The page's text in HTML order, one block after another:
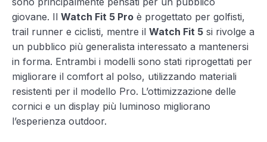
giovane. Il Watch Fit 5 Pro è progettato per golfisti,
trail runner e ciclisti, mentre il Watch Fit 5 si rivolge a
un pubblico più generalista interessato a mantenersi
in forma. Entrambi i modelli sono stati riprogettati per
migliorare il comfort al polso, utilizzando materiali
resistenti per il modello Pro. L’ottimizzazione delle
cornici e un display più luminoso migliorano
l’esperienza outdoor.